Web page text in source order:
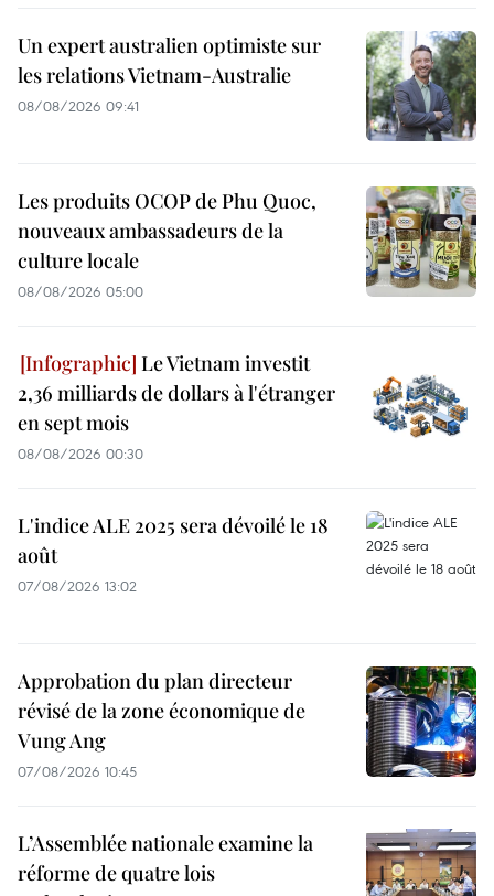
Un expert australien optimiste sur
les relations Vietnam-Australie
08/08/2026 09:41
Les produits OCOP de Phu Quoc,
nouveaux ambassadeurs de la
culture locale
08/08/2026 05:00
Le Vietnam investit
2,36 milliards de dollars à l'étranger
en sept mois
08/08/2026 00:30
L'indice ALE 2025 sera dévoilé le 18
août
07/08/2026 13:02
Approbation du plan directeur
révisé de la zone économique de
Vung Ang
07/08/2026 10:45
L’Assemblée nationale examine la
réforme de quatre lois